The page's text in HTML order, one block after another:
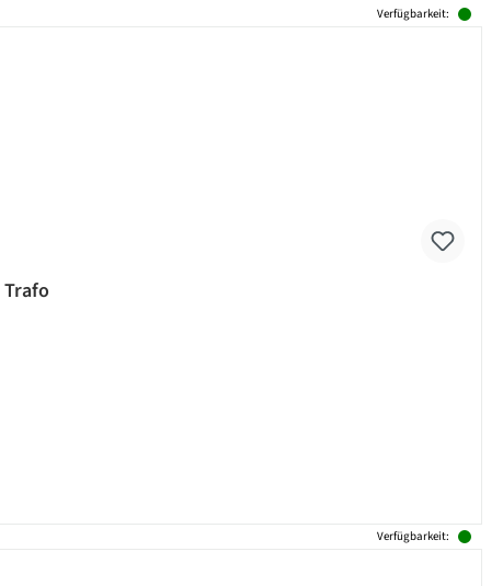
Verfügbarkeit:
Verfügbarkeit: